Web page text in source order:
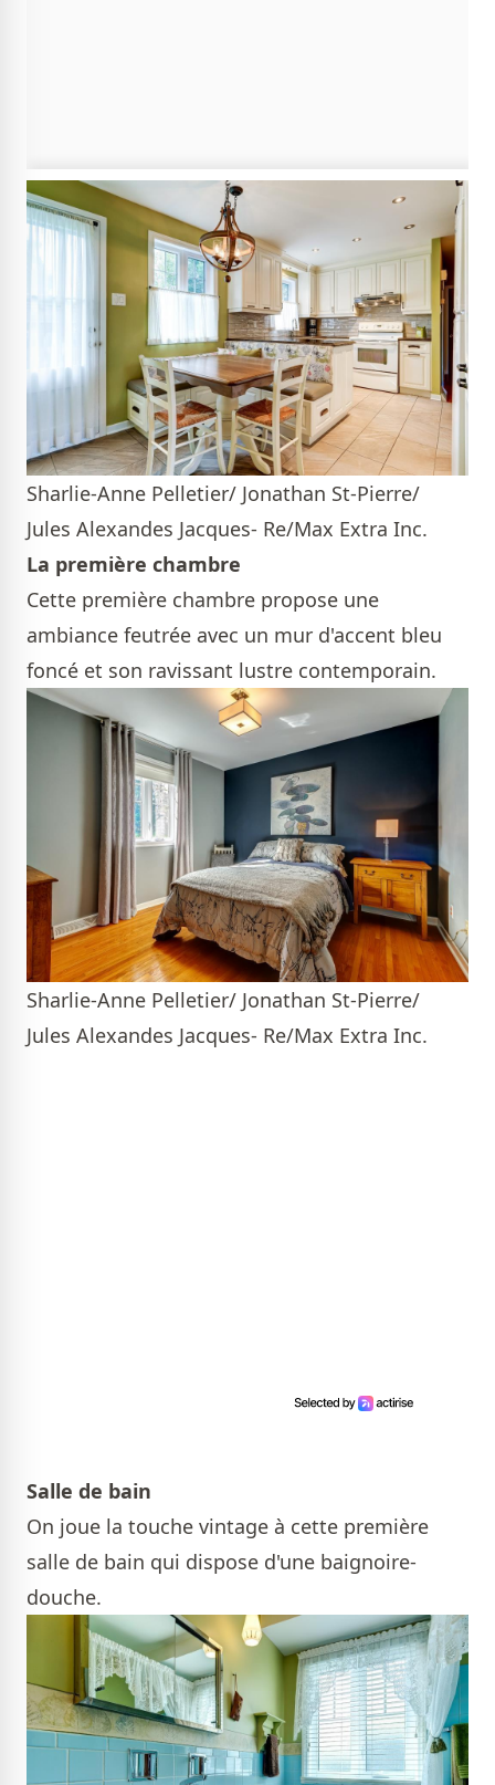
Sharlie-Anne Pelletier/ Jonathan St-Pierre/
Jules Alexandes Jacques- Re/Max Extra Inc.
La première chambre
Cette première chambre propose une
ambiance feutrée avec un mur d'accent bleu
foncé et son ravissant lustre contemporain.
Sharlie-Anne Pelletier/ Jonathan St-Pierre/
Jules Alexandes Jacques- Re/Max Extra Inc.
Salle de bain
On joue la touche vintage à cette première
salle de bain qui dispose d'une baignoire-
douche.